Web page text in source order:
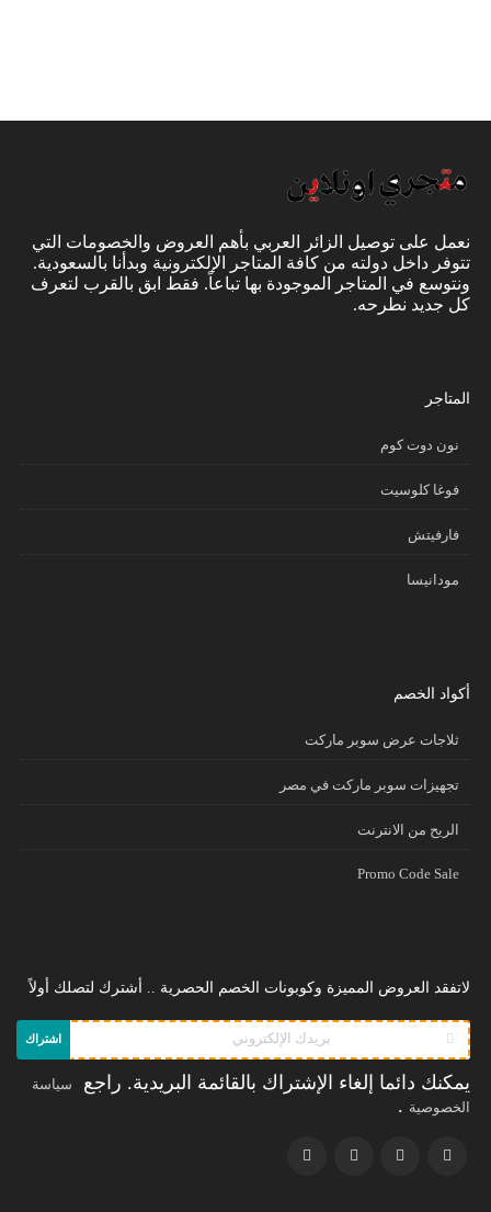
نعمل على توصيل الزائر العربي بأهم العروض والخصومات التي
تتوفر داخل دولته من كافة المتاجر الإلكترونية وبدأنا بالسعودية.
ونتوسع في المتاجر الموجودة بها تباعاً. فقط ابق بالقرب لتعرف
كل جديد نطرحه.
المتاجر
نون دوت كوم
فوغا كلوسيت
فارفيتش
مودانيسا
أكواد الخصم
ثلاجات عرض سوبر ماركت
تجهيزات سوبر ماركت في مصر
الريح من الانترنت
Promo Code Sale
لاتفقد العروض المميزة وكوبونات الخصم الحصرية .. أشترك لتصلك أولاً
اشتراك
يمكنك دائما إلغاء الإشتراك بالقائمة البريدية. راجع
سياسة
الخصوصية .